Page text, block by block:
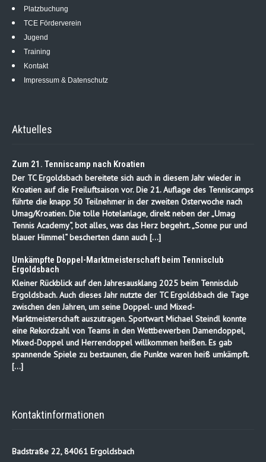
Platzbuchung
TCE Förderverein
Jugend
Training
Kontakt
Impressum & Datenschutz
Aktuelles
Zum 21. Tenniscamp nach Kroatien
Der TC Ergoldsbach bereitete sich auch in diesem Jahr wieder in
Kroatien auf die Freiluftsaison vor. Die 21. Auflage des Tenniscamps
führte die knapp 50 Teilnehmer in der zweiten Osterwoche nach
Umag/Kroatien. Die tolle Hotelanlage, direkt neben der „Umag
Tennis Academy“, bot alles, was das Herz begehrt. „Sonne pur und
blauer Himmel“ bescherten dann auch […]
Umkämpfte Doppel-Marktmeisterschaft beim Tennisclub
Ergoldsbach
Kleiner Rückblick auf den Jahresausklang 2025 beim Tennisclub
Ergoldsbach. Auch dieses Jahr nutzte der TC Ergoldsbach die Tage
zwischen den Jahren, um seine Doppel- und Mixed-
Marktmeisterschaft auszutragen. Sportwart Michael Steindl konnte
eine Rekordzahl von Teams in den Wettbewerben Damendoppel,
Mixed-Doppel und Herrendoppel willkommen heißen. Es gab
spannende Spiele zu bestaunen, die Punkte waren heiß umkämpft.
[…]
Kontaktinformationen
Badstraße 22, 84061 Ergoldsbach